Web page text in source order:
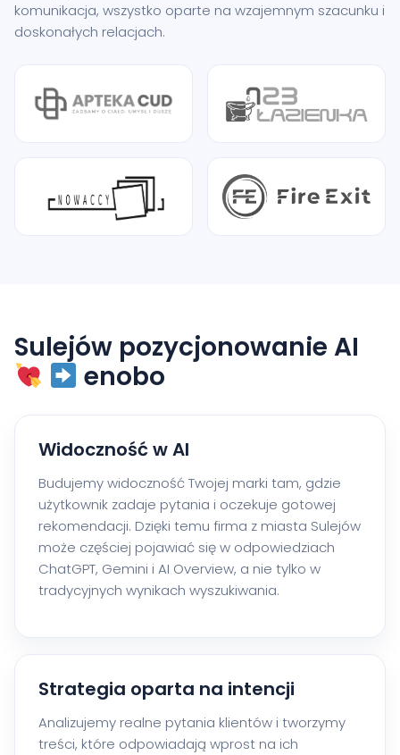
komunikacja, wszystko oparte na wzajemnym szacunku i
doskonałych relacjach.
Sulejów pozycjonowanie AI
enobo
Widoczność w AI
Budujemy widoczność Twojej marki tam, gdzie
użytkownik zadaje pytania i oczekuje gotowej
rekomendacji. Dzięki temu firma z miasta Sulejów
może częściej pojawiać się w odpowiedziach
ChatGPT, Gemini i AI Overview, a nie tylko w
tradycyjnych wynikach wyszukiwania.
Strategia oparta na intencji
Analizujemy realne pytania klientów i tworzymy
treści, które odpowiadają wprost na ich